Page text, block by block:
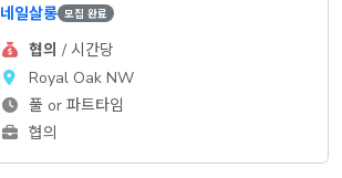
네일살롱 모집 완료
협의 / 시간당
Royal Oak NW
풀 or 파트타임
협의